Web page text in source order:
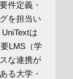
件定義・
を担当い
は
LMS（学
な連携が
る大学・